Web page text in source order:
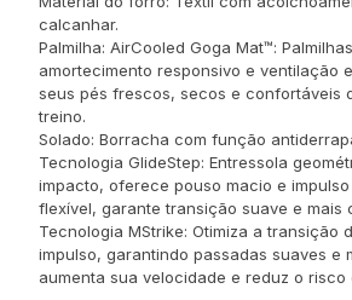
calcanhar.
Palmilha: AirCooled Goga Mat™:
amortecimento responsivo e ventilação
seus pés frescos, secos e confortáveis
treino.
Solado: Borracha com função
Tecnologia GlideStep: Entressola
impacto, oferece pouso macio e
flexível, garante transição suave e mais
Tecnologia MStrike: Otimiza a transição
impulso, garantindo passadas suaves e
aumenta sua velocidade e reduz o risco